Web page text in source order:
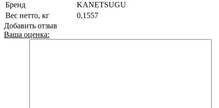
Бренд
KANETSUGU
Вес нетто, кг
0,1557
Добавить отзыв
Ваша оценка: